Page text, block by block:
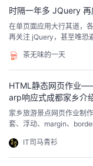
程
认
证
的
实
我
的
藏
支
持
声
建
时隔一年多 JQuery 再
在单页面应用大行其道，
再关注 jQuery，甚至唯恐
茶无味的一天
HTML静态网页作业
arp响应式成都家乡介
家乡旅游景点网页作业制
套、浮动、margin、
都有运用，CSS的代码量
过效果等，使用表格、表
IT司马青衫